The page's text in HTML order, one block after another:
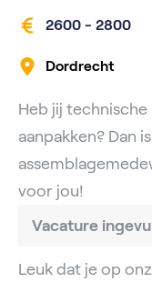
2600 - 2800
Dordrecht
Heb jij
aanpakken? Dan
voor jou!
Vacature
Leuk dat je op